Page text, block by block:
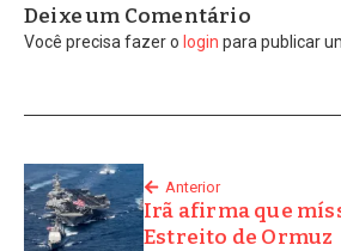
Deixe um Comentário
Você precisa fazer o login para publicar
Anterior
Irã afirma que
Estreito de Ormuz